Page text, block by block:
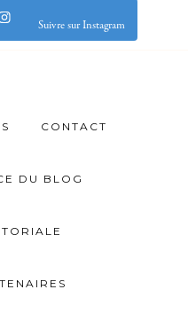
Suivre sur Instagram
CONTACT
DU BLOG